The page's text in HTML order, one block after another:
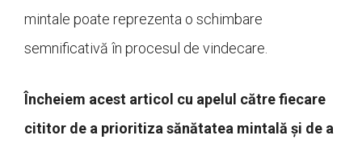
mintale poate reprezenta o schimbare
semnificativă în procesul de vindecare.
Încheiem acest articol cu apelul către fiecare
cititor de a prioritiza sănătatea mintală și de a